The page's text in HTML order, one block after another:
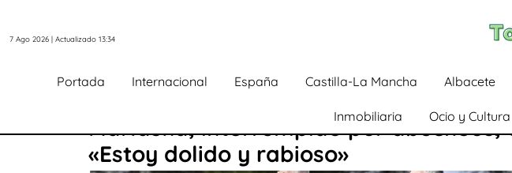
7 Ago 2026 | Actualizado 13:34
Portada Internacional España Castilla-La Mancha Albacete
Inmobiliaria Ocio y Cultura
Marlaska, interrumpido por
«Estoy dolido y rabioso»